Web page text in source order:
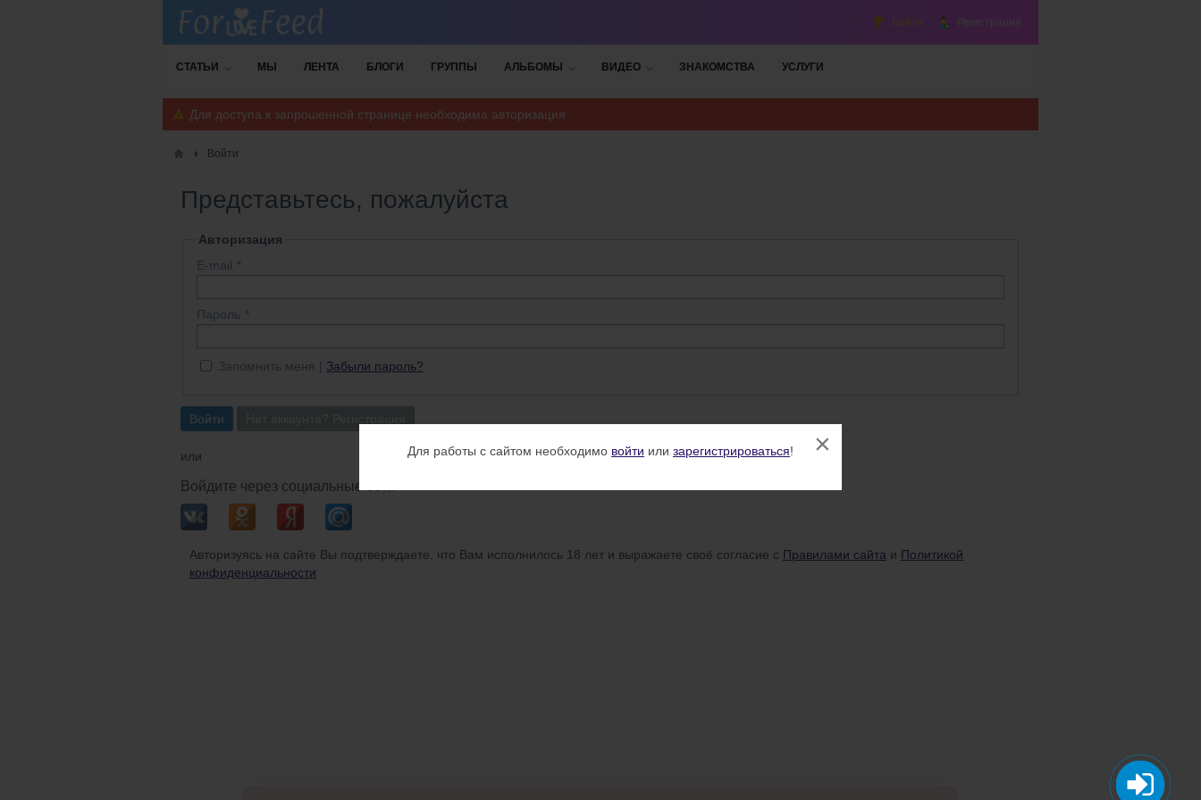
Для работы с сайтом необходимо войти или зарегистрироваться! ×
Войти Регистрация
СТАТЬИ МЫ ЛЕНТА БЛОГИ ГРУППЫ АЛЬБОМЫ ВИДЕО ЗНАКОМСТВА УСЛУГИ
Для доступа к запрошенной странице необходима авторизация
Войти
Представьтесь, пожалуйста
Авторизация
E-mail
Пароль
Запомнить меня Забыли пароль?
Войти
или
Войдите через социальные сети
Авторизуясь на сайте Вы подтверждаете, что Вам исполнилось 18 лет и выражаете своё согласие с Правилами сайта и Политикой
конфиденциальности